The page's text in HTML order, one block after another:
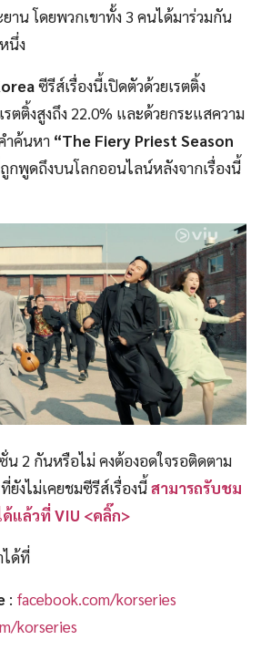
าน โดยพวกเขาทั้ง 3 คนได้มาร่วมกัน
นึ่ง
ซีรีส์เรื่องนี้เปิดตัวด้วยเรตติ้ง
ตติ้งสูงถึง 22.0% และด้วยกระแสความ
ำค้นหา “The Fiery Priest Season
กพูดถึงบนโลกออนไลน์หลังจากเรื่องนี้
2 กันหรือไม่ คงต้องอดใจรอติดตาม
ยังไม่เคยชมซีรีส์เรื่องนี้สามารถรับชม
แล้วที่ VIU <คลิ๊ก>
ได้ที่
: facebook.com/korseries
korseries